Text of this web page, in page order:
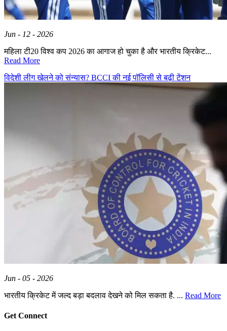
Jun - 12 - 2026
महिला टी20 विश्व कप 2026 का आगाज हो चुका है और भारतीय क्रिकेट...
Read More
विदेशी लीग खेलने को संन्यास? BCCI की नई पॉलिसी से बढ़ी टेंशन
Jun - 05 - 2026
भारतीय क्रिकेट में जल्द बड़ा बदलाव देखने को मिल सकता है. ... Read More
Get Connect